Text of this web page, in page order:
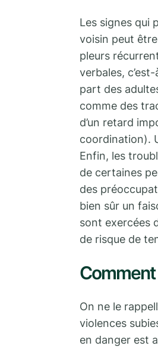
Les signes qui
voisin peut
pleurs
verbales,
part des
comme des
d’un retard
coordination).
Enfin, les
de certaines
des
bien sûr un
sont exercées
de risque de
Comment
On ne le
violences
en danger est